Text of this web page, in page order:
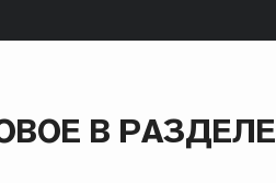
В РАЗДЕЛЕ